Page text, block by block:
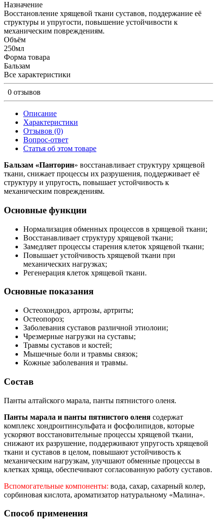
Назначение
Восстановление хрящевой ткани суставов, поддержание её
структуры и упругости, повышение устойчивости к
механическим повреждениям.
Объём
250мл
Форма товара
Бальзам
Все характеристики
0 отзывов
Описание
Характеристики
Отзывов (0)
Вопрос-ответ
Статья об этом товаре
Бальзам «Панторин» восстанавливает структуру хрящевой
ткани, снижает процессы их разрушения, поддерживает её
структуру и упругость, повышает устойчивость к
механическим повреждениям.
Основные функции
Нормализация обменных процессов в хрящевой ткани;
Восстанавливает структуру хрящевой ткани;
Замедляет процессы старения клеток хрящевой ткани;
Повышает устойчивость хрящевой ткани при
механических нагрузках;
Регенерация клеток хрящевой ткани.
Основные показания
Остеохондроз, артрозы, артриты;
Остеопороз;
Заболевания суставов различной этиолоии;
Чрезмерные нагрузки на суставы;
Травмы суставов и костей;
Мышечные боли и травмы связок;
Кожные заболевания и травмы.
Состав
Панты алтайского марала, панты пятнистого оленя.
Панты марала и панты пятнистого оленя содержат
комплекс хондроитинсульфата и фосфолипидов, которые
ускоряют восстановительные процессы хрящевой ткани,
снижают их разрушение, поддерживают упругость хрящевой
ткани и суставов в целом, повышают устойчивость к
механическим нагрузкам, улучшают обменные процессы в
клетках хряща, обеспечивают согласованную работу суставов.
Вспомогательные компоненты: вода, сахар, сахарный колер,
сорбиновая кислота, ароматизатор натуральному «Малина».
Способ применения